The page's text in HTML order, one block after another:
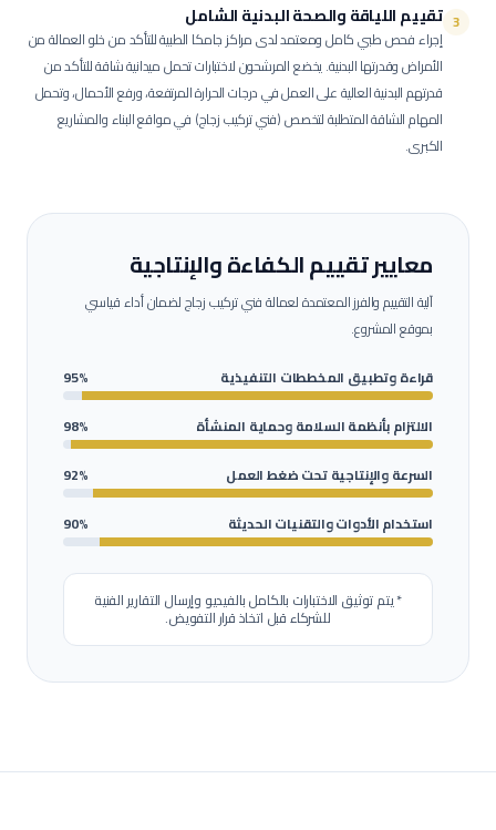
3 تقييم اللياقة والصحة البدنية الشامل
إجراء فحص طبي كامل ومعتمد لدى مراكز جامكا الطبية للتأكد من خلو العمالة من
الأمراض وقدرتها البدنية.يخضع المرشحون لاختبارات تحمل ميدانية شاقة للتأكد من
قدرتهم البدنية العالية على العمل في درجات الحرارة المرتفعة، ورفع الأحمال، وتحمل
المهام الشاقة المتطلبة لتخصص (فني تركيب زجاج) في مواقع البناء والمشاريع
الكبرى.
معايير تقييم الكفاءة والإنتاجية
آلية التقييم والفرز المعتمدة لعمالةفني تركيب زجاجلضمان أداء قياسي
بموقع المشروع.
قراءة وتطبيق المخططات التنفيذية
95%
الالتزام بأنظمة السلامة وحماية المنشأة
98%
السرعة والإنتاجية تحت ضغط العمل
92%
استخدام الأدوات والتقنيات الحديثة
90%
* يتم توثيق الاختبارات بالكامل بالفيديو وإرسال التقارير الفنية
للشركاء قبل اتخاذ قرار التفويض.